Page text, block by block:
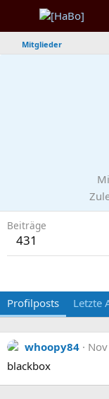
Mitglieder
Beiträge
431
Profilposts Letzte
whoopy84
blackbox